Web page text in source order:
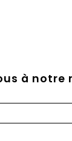
à notre